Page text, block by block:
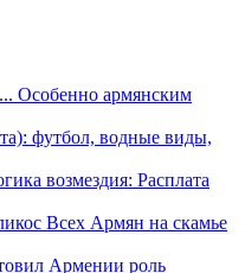
Особенно армянским
футбол, водные виды,
возмездия: Расплата
Всех Армян на скамье
Армении роль